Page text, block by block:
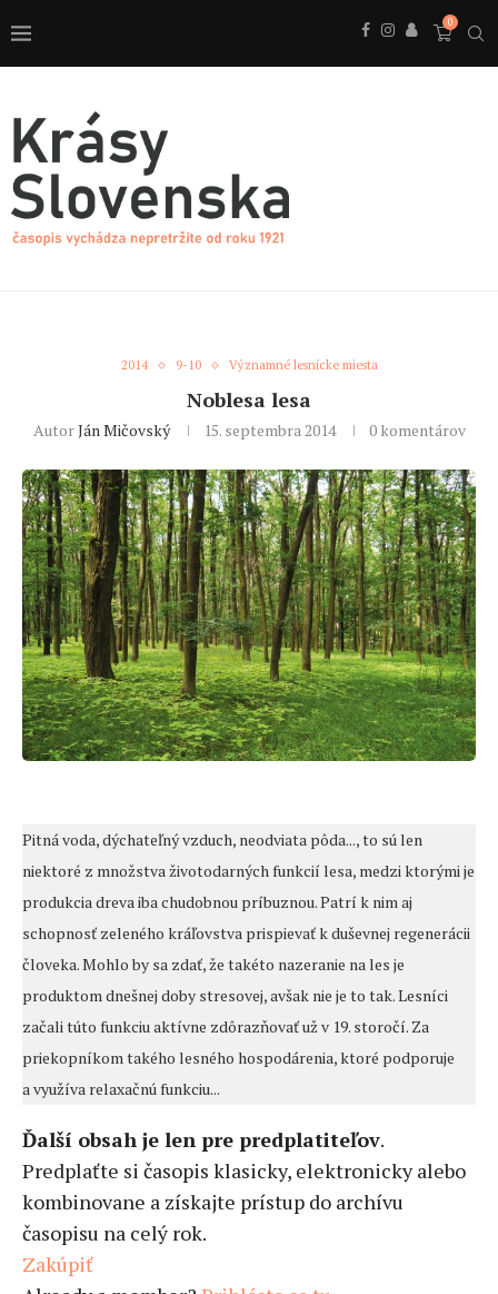
0
2014 9-10 Významné lesnícke miesta
Noblesa lesa
AutorJán Mičovský 15. septembra 2014 0 komentárov
Pitná voda, dýchateľný vzduch, neodviata pôda..., to sú len
niektoré z množstva životodarných funkcií lesa, medzi ktorými je
produkcia dreva iba chudobnou príbuznou. Patrí k nim aj
schopnosť zeleného kráľovstva prispievať k duševnej regenerácii
človeka. Mohlo by sa zdať, že takéto nazeranie na les je
produktom dnešnej doby stresovej, avšak nie je to tak. Lesníci
začali túto funkciu aktívne zdôrazňovať už v 19. storočí. Za
priekopníkom takého lesného hospodárenia, ktoré podporuje
a využíva relaxačnú funkciu...
Ďalší obsah je len pre predplatiteľov.
Predplaťte si časopis klasicky, elektronicky alebo
kombinovane a získajte prístup do archívu
časopisu na celý rok.
Zakúpiť